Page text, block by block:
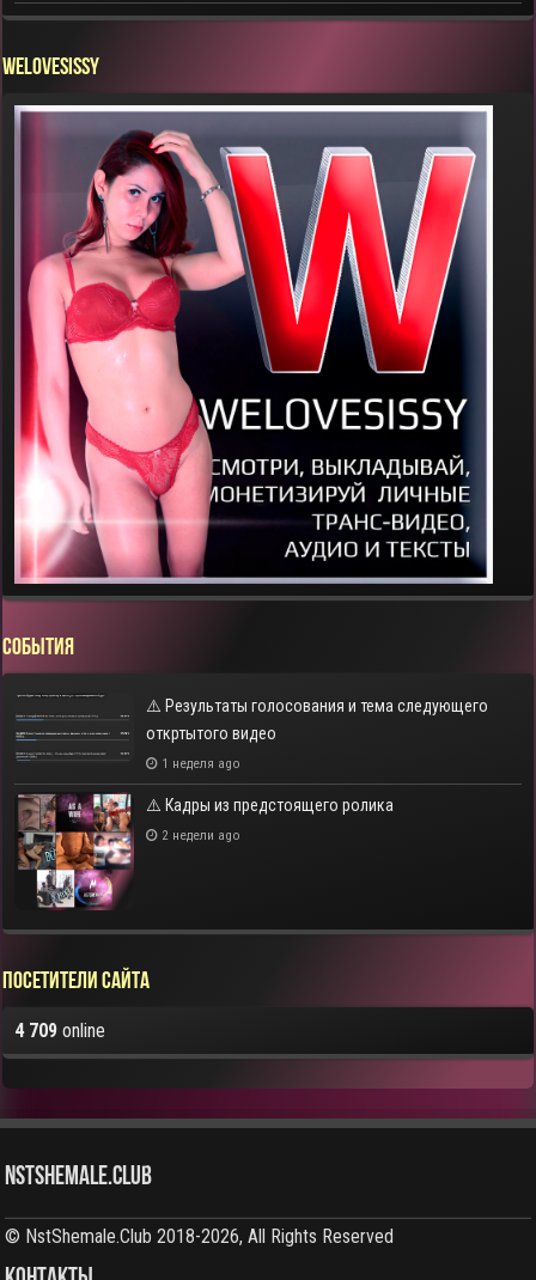
WELOVESISSY
СОБЫТИЯ
⚠️ Результаты голосования и тема следующего
откртытого видео
1 неделя ago
⚠️ Кадры из предстоящего ролика
2 недели ago
Посетители сайта
4 709 online
NstShemale.Club
© NstShemale.Club 2018-2026, All Rights Reserved